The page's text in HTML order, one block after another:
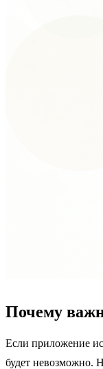
Почему
Если приложение
будет невозможно.